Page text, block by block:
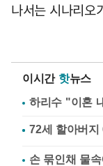
나서는 시나리오
이시간 핫뉴스
하리수 "이혼
손 묶인채 물